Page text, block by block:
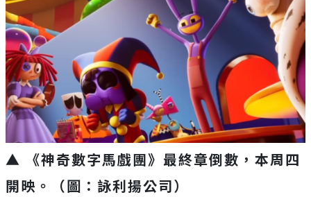
▲ 《神奇數字馬戲團》最終章倒數，本周四
開映。（圖：詠利揚公司）